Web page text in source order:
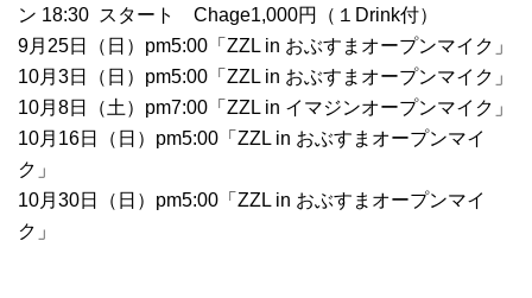
ン 18:30 スタート Chage1,000円（１Drink付）
9月25日（日）pm5:00「ZZL in おぶすまオープンマイク」
10月3日（日）pm5:00「ZZL in おぶすまオープンマイク」
10月8日（土）pm7:00「ZZL in イマジンオープンマイク」
10月16日（日）pm5:00「ZZL in おぶすまオープンマイ
ク」
10月30日（日）pm5:00「ZZL in おぶすまオープンマイ
ク」